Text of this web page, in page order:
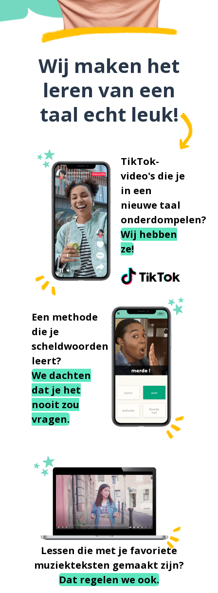
Wij maken het
leren van een
taal echt leuk!
TikTok-
video's die je
in een
nieuwe taal
onderdompelen?
Wij hebben
ze!
Een methode
die je
scheldwoorden
leert?
We dachten
dat je het
nooit zou
vragen.
Lessen die met je favoriete
muziekteksten gemaakt zijn?
Dat regelen we ook.